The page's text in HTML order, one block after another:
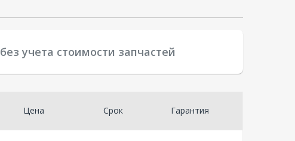
без учета стоимости запчастей
Цена Срок Гарантия